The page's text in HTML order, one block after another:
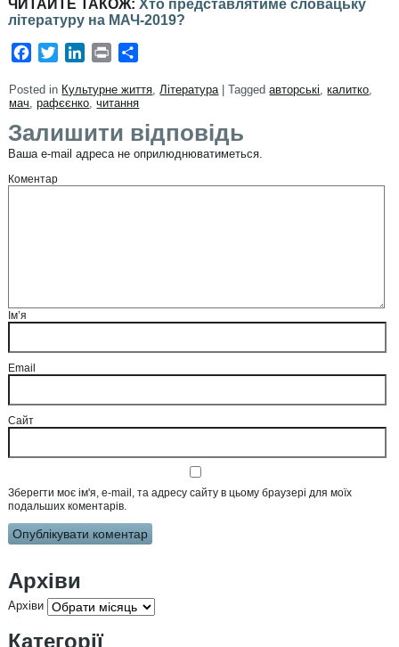
ЧИТАЙТЕ ТАКОЖ:Хто представлятиме словацьку
літературу на МАЧ-2019?
Facebook
TwitterLinkedIn
Print
Posted in Культурне життя,Література|Tagged авторські,калитко,
мач,рафєєнко,читання
Залишити відповідь
Ваша e-mail адреса не оприлюднюватиметься.
Коментар
Ім’я
Email
Сайт
Зберегти моє ім'я, e-mail, та адресу сайту в цьому браузері для моїх
подальших коментарів.
Архіви
Архіви
Категорії